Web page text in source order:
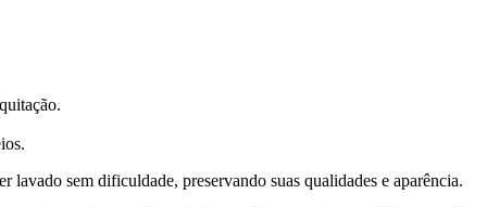
lavado sem dificuldade, preservando suas qualidades e aparência.